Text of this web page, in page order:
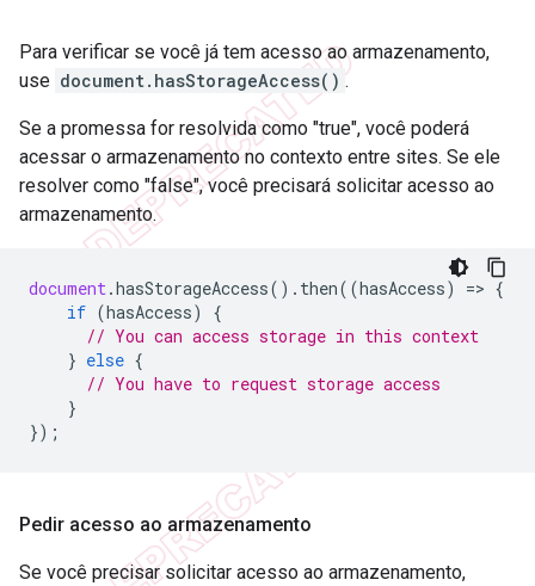
Para verificar se você já tem acesso ao armazenamento,
use document.hasStorageAccess() .
Se a promessa for resolvida como "true", você poderá
acessar o armazenamento no contexto entre sites. Se ele
resolver como "false", você precisará solicitar acesso ao
armazenamento.
document.hasStorageAccess(). then((hasAccess) => {
if (hasAccess)
{
// You can access storage in this context
} else {
// You have to request storage access
}
});
Pedir acesso ao armazenamento
Se você precisar solicitar acesso ao armazenamento,